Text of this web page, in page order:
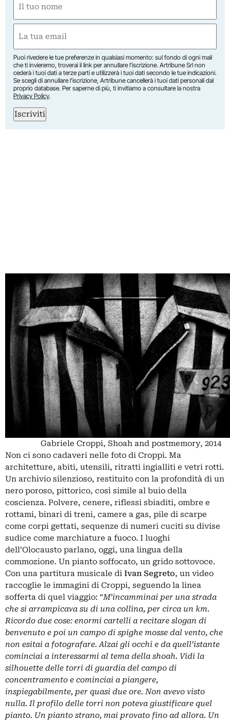
(Required)
First
(Required)
Puoi rivedere le tue preferenze in qualsiasi momento: sul fondo di ogni mail
che ti invieremo, troverai il link per annullare l’iscrizione. Artribune Srl non
cederà i tuoi dati a terze parti e utilizzerà i tuoi dati secondo le tue indicazioni.
Se scegli di annullare l’iscrizione, Artribune cancellerà i tuoi dati personali dal
proprio database. Per saperne di più, ti invitiamo a consultare la nostra
Privacy Policy.
Iscriviti
Gabriele Croppi, Shoah and postmemory, 2014
Non ci sono cadaveri nelle foto di Croppi. Ma
architetture, abiti, utensili, ritratti ingialliti e vetri rotti.
Un archivio silenzioso, restituito con la profondità di un
nero poroso, pittorico, così simile al buio della
coscienza. Polvere, cenere, riflessi sbiaditi, ombre e
rottami, binari di treni, camere a gas, pile di scarpe
come corpi gettati, sequenze di numeri cuciti su divise
sudice come marchiature a fuoco. I luoghi
dell’Olocausto parlano, oggi, una lingua della
commozione. Un pianto soffocato, un grido sottovoce.
Con una partitura musicale di Ivan Segreto, un video
raccoglie le immagini di Croppi, seguendo la linea
sofferta di quel viaggio: “M’incamminai per una strada
che si arrampicava su di una collina, per circa un km.
Ricordo due cose: enormi cartelli a recitare slogan di
benvenuto e poi un campo di spighe mosse dal vento, che
non esitai a fotografare. Alzai gli occhi e da quell’istante
cominciai a interessarmi al tema della shoah. Vidi la
silhouette delle torri di guardia del campo di
concentramento e cominciai a piangere,
inspiegabilmente, per quasi due ore. Non avevo visto
nulla. Il profilo delle torri non poteva giustificare quel
pianto. Un pianto strano, mai provato fino ad allora. Un